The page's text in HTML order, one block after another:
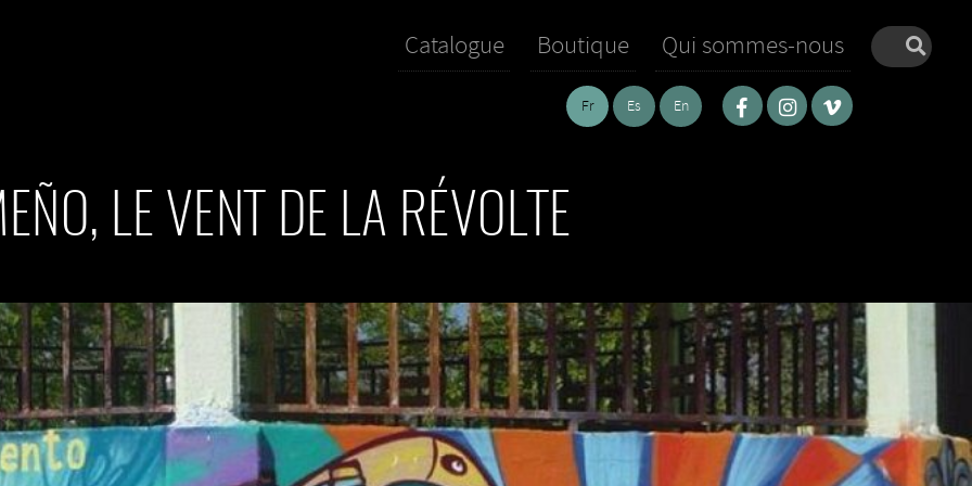
Catalogue Boutique Qui sommes-nous
Fr Es En
LE VENT DE LA RÉVOLTE